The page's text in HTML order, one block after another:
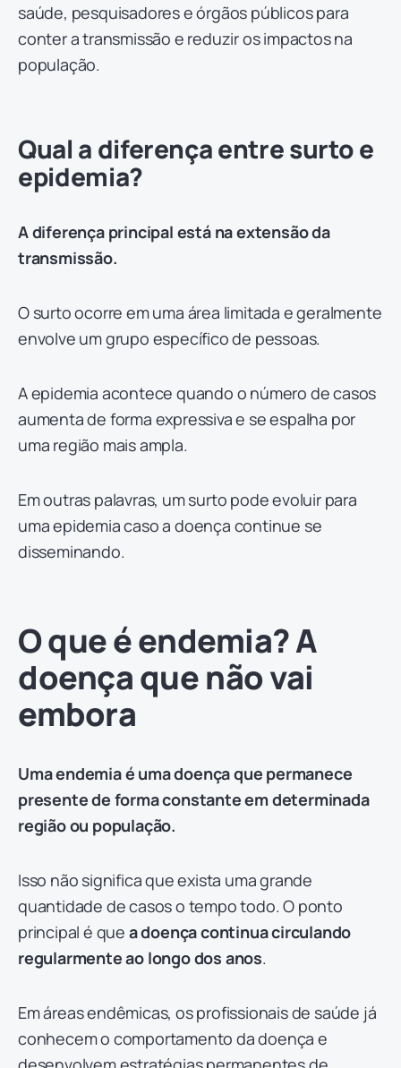
saúde, pesquisadores e órgãos públicos para
conter a transmissão e reduzir os impactos na
população.
Qual a diferença entre surto e
epidemia?
A diferença principal está na extensão da
transmissão.
O surto ocorre em uma área limitada e geralmente
envolve um grupo específico de pessoas.
A epidemia acontece quando o número de casos
aumenta de forma expressiva e se espalha por
uma região mais ampla.
Em outras palavras, um surto pode evoluir para
uma epidemia caso a doença continue se
disseminando.
O que é endemia? A
doença que não vai
embora
Uma endemia é uma doença que permanece
presente de forma constante em determinada
região ou população.
Isso não significa que exista uma grande
quantidade de casos o tempo todo. O ponto
principal é que a doença continua circulando
regularmente ao longo dos anos.
Em áreas endêmicas, os profissionais de saúde já
conhecem o comportamento da doença e